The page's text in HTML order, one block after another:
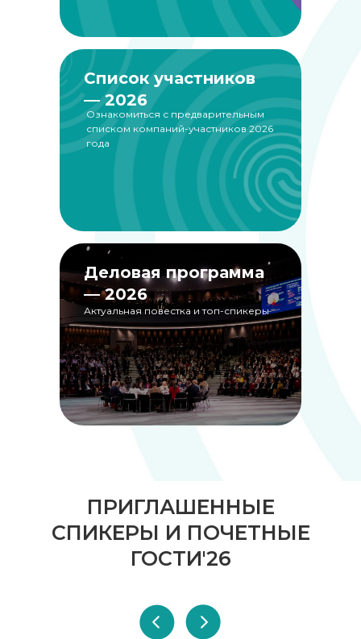
Актуальная повестка и топ-спикеры
Деловая программа
— 2026
Ознакомиться с предварительным
списком компаний-участников 2026
года
Список участников
— 2026
ПРИГЛАШЕННЫЕ
СПИКЕРЫ И ПОЧЕТНЫЕ
ГОСТИ'26